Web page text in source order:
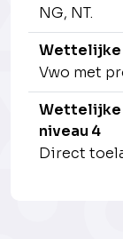
NG, NT.
Wettelijke
Vwo met
Wettelijke
niveau 4
Direct